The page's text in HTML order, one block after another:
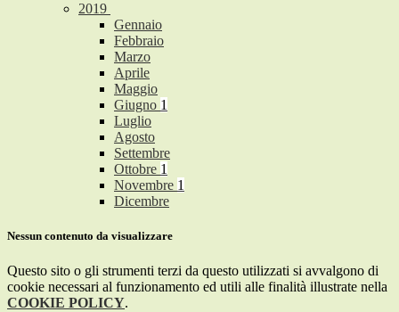
2019
Gennaio
Febbraio
Marzo
Aprile
Maggio
Giugno 1
Luglio
Agosto
Settembre
Ottobre 1
Novembre 1
Dicembre
Nessun contenuto da visualizzare
Questo sito o gli strumenti terzi da questo utilizzati si avvalgono di
cookie necessari al funzionamento ed utili alle finalità illustrate nella
COOKIE POLICY.